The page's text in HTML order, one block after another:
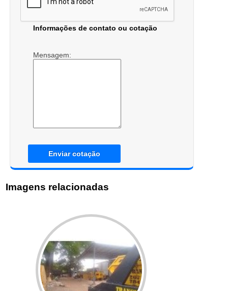
Informações de contato ou cotação
Mensagem:
Enviar cotação
Imagens relacionadas